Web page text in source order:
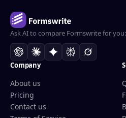
Ask AI to compare Formswrite for you:
Company
About us
Pricing
Contact us